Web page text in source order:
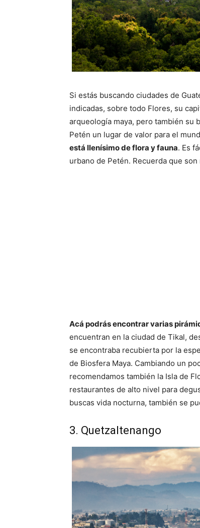
Si estás buscando ciudades de
indicadas, sobre todo Flores, su
arqueología maya, pero también su
Petén un lugar de valor para el
está llenísimo de flora y fauna. Es
urbano de Petén. Recuerda que
Acá podrás encontrar varias
encuentran en la ciudad de Tikal,
se encontraba recubierta por la
de Biosfera Maya. Cambiando un
recomendamos también la Isla de
restaurantes de alto nivel para
buscas vida nocturna, también se
3. Quetzaltenango